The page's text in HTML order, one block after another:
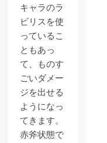
キャラのラ
ビリスを使
っているこ
ともあっ
て、ものす
ごいダメー
ジを出せる
ようになっ
てきます。
赤斧状態で